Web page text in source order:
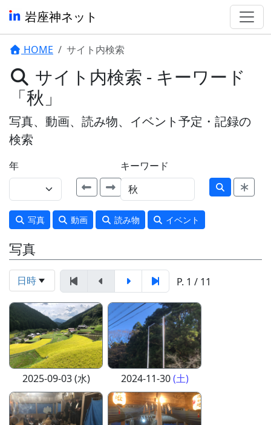
岩座神ネット
HOME サイト内検索
サイト内検索 - キーワード
「秋」
写真、動画、読み物、イベント予定・記録の
検索
年 キーワード
写真 動画 読み物 イベント
写真
日時 P. 1 / 11
2025-09-03 (水) 2024-11-30(土)